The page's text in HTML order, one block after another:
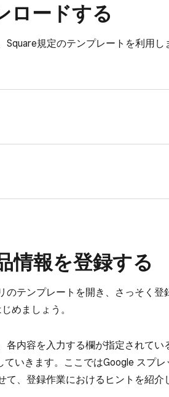
ロードする
​Square規定の​テンプレートを​利用し
情報を​登録する
の​テンプレートを​開き、​さっそく​登
めましょう。
各内容を​入力する​欄が​指定されてい
いきます。​ここでは​Google スプ
て、​登録作業に​おける​ヒントを​紹介